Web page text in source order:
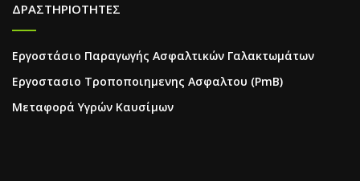
ΔΡΑΣΤΗΡΙΟΤΗΤΕΣ
Εργοστάσιο Παραγωγής Ασφαλτικών Γαλακτωμάτων
Εργοστασιο Τροποποιημενης Ασφαλτου (PmB)
Μεταφορά Υγρών Καυσίμων